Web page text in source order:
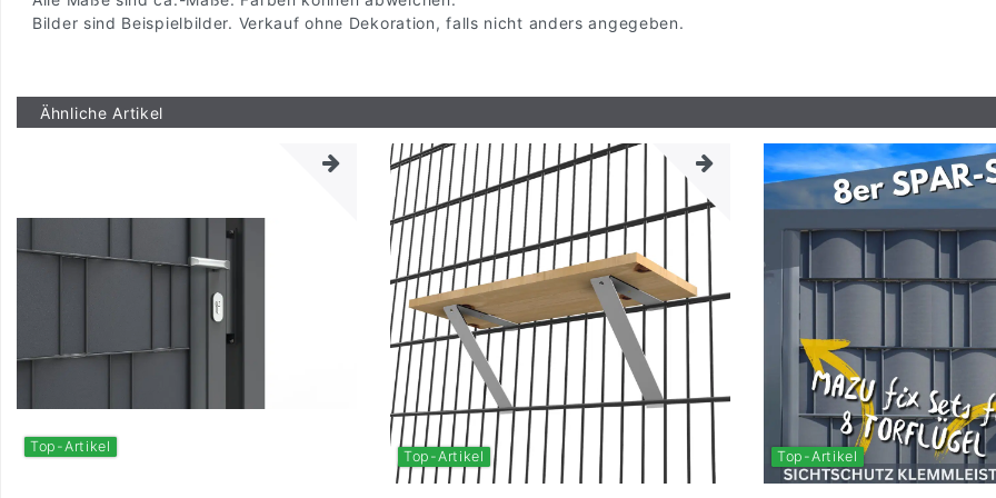
Bilder sind Beispielbilder. Verkauf ohne Dekoration, falls nicht anders angegeben.
Ähnliche Artikel
Top-Artikel
Top-Artikel Top-Artikel